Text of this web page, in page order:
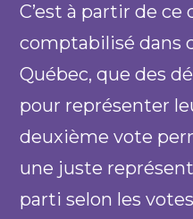
C’est à partir de
comptabilisé dans
Québec, que des
pour représenter
deuxième vote
une juste
parti selon les